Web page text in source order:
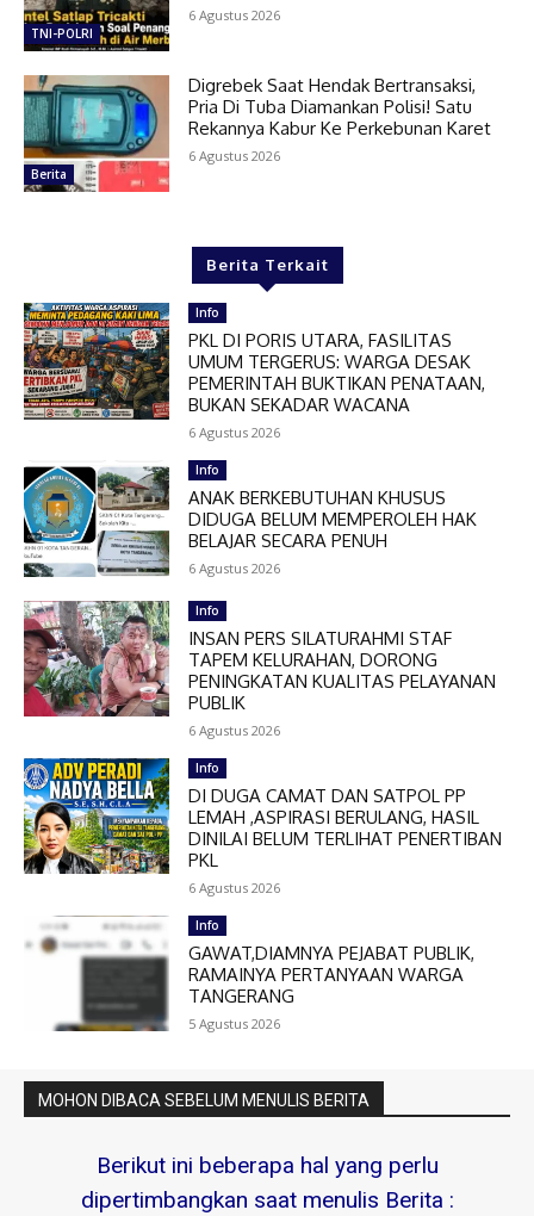
TNI-POLRI
6 Agustus 2026
Berita
Digrebek Saat Hendak Bertransaksi,
Pria Di Tuba Diamankan Polisi! Satu
Rekannya Kabur Ke Perkebunan Karet
6 Agustus 2026
Berita Terkait
Info
PKL DI PORIS UTARA, FASILITAS
UMUM TERGERUS: WARGA DESAK
PEMERINTAH BUKTIKAN PENATAAN,
BUKAN SEKADAR WACANA
6 Agustus 2026
Info
ANAK BERKEBUTUHAN KHUSUS
DIDUGA BELUM MEMPEROLEH HAK
BELAJAR SECARA PENUH
6 Agustus 2026
Info
INSAN PERS SILATURAHMI STAF
TAPEM KELURAHAN, DORONG
PENINGKATAN KUALITAS PELAYANAN
PUBLIK
6 Agustus 2026
Info
DI DUGA CAMAT DAN SATPOL PP
LEMAH ,ASPIRASI BERULANG, HASIL
DINILAI BELUM TERLIHAT PENERTIBAN
PKL
6 Agustus 2026
Info
GAWAT,DIAMNYA PEJABAT PUBLIK,
RAMAINYA PERTANYAAN WARGA
TANGERANG
5 Agustus 2026
MOHON DIBACA SEBELUM MENULIS BERITA
Berikut ini beberapa hal yang perlu
dipertimbangkan saat menulis Berita :